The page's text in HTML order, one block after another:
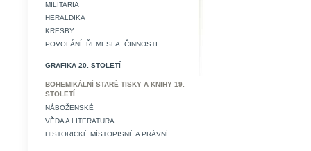
MILITARIA
HERALDIKA
KRESBY
POVOLÁNÍ, ŘEMESLA, ČINNOSTI.
GRAFIKA 20. STOLETÍ
BOHEMIKÁLNÍ STARÉ TISKY A KNIHY 19.
STOLETÍ
NÁBOŽENSKÉ
VĚDA A LITERATURA
HISTORICKÉ MÍSTOPISNÉ A PRÁVNÍ